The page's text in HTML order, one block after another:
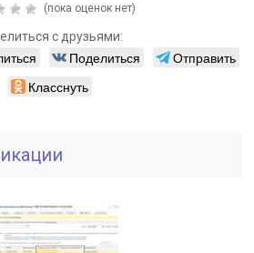
(пока оценок нет)
с друзьями:
Поделиться
Отправить
Класснуть